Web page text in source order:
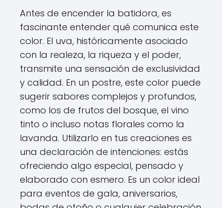
Antes de encender la batidora, es
fascinante entender qué comunica este
color. El uva, históricamente asociado
con la realeza, la riqueza y el poder,
transmite una sensación de exclusividad
y calidad. En un postre, este color puede
sugerir sabores complejos y profundos,
como los de frutos del bosque, el vino
tinto o incluso notas florales como la
lavanda. Utilizarlo en tus creaciones es
una declaración de intenciones: estás
ofreciendo algo especial, pensado y
elaborado con esmero. Es un color ideal
para eventos de gala, aniversarios,